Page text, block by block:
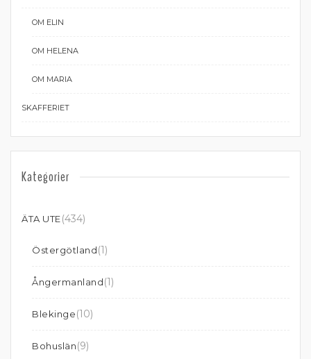
OM ELIN
OM HELENA
OM MARIA
SKAFFERIET
Kategorier
ÄTA UTE(434)
Östergötland(1)
Ångermanland(1)
Blekinge(10)
Bohuslän(9)